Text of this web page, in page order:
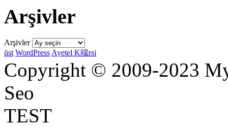
Arşivler
Arşivler
üst WordPress Ayetel K端rsi
Copyright © 2009-2023
Seo
TEST